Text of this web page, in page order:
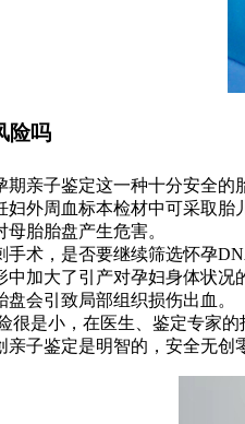
险吗
期亲子鉴定这一种十分安全
妇外周血标本检材中可采取
胎胎盘产生危害。
手术，是否要继续筛选怀孕
中加大了引产对孕妇身体状
会引致局部组织损伤出血。
很是小，在医生、鉴定专家
子鉴定是明智的，安全无创